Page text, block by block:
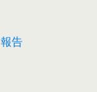
告